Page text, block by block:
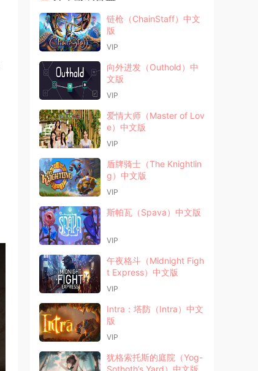
链枪（ChainStaff）中文
版
VIP
向外进发（Outhold）中
文版
VIP
爱情大师（Master of Lov
e）中文版
VIP
盾牌骑士（The Knightlin
g）中文版
VIP
斯帕瓦（Spava）中文版
VIP
午夜格斗（Midnight Figh
t Express）中文版
VIP
Intra：塔防（Intra）中文
版
VIP
犹格索托斯的庭院（Yog-
Sothoth’s Yard）中文版